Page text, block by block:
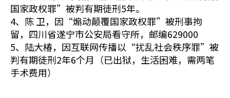
国家政权罪”被判有期徒刑5年。
4、陈 卫，因“煽动颠覆国家政权罪”被刑事拘
留，四川省遂宁市公安局看守所，邮编629000
5、陆大椿，因互联网传播以“扰乱社会秩序罪”被
判有期徒刑2年6个月（已出狱，生活困难，需两笔
手术费用）